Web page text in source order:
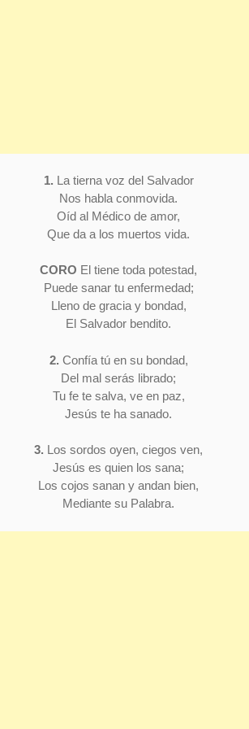
1. La tierna voz del Salvador
Nos habla conmovida.
Oíd al Médico de amor,
Que da a los muertos vida.
CORO El tiene toda potestad,
Puede sanar tu enfermedad;
Lleno de gracia y bondad,
El Salvador bendito.
2. Confía tú en su bondad,
Del mal serás librado;
Tu fe te salva, ve en paz,
Jesús te ha sanado.
3. Los sordos oyen, ciegos ven,
Jesús es quien los sana;
Los cojos sanan y andan bien,
Mediante su Palabra.